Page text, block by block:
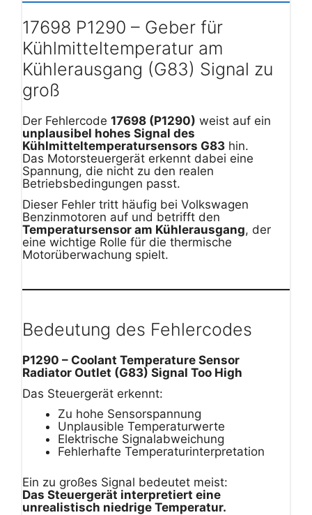
17698 P1290 – Geber für
Kühlmitteltemperatur am
Kühlerausgang (G83) Signal zu
groß
Der Fehlercode 17698 (P1290) weist auf ein
unplausibel hohes Signal des
Kühlmitteltemperatursensors G83 hin.
Das Motorsteuergerät erkennt dabei eine
Spannung, die nicht zu den realen
Betriebsbedingungen passt.
Dieser Fehler tritt häufig bei Volkswagen
Benzinmotoren auf und betrifft den
Temperatursensor am Kühlerausgang, der
eine wichtige Rolle für die thermische
Motorüberwachung spielt.
Bedeutung des Fehlercodes
P1290 – Coolant Temperature Sensor
Radiator Outlet (G83) Signal Too High
Das Steuergerät erkennt:
Zu hohe Sensorspannung
Unplausible Temperaturwerte
Elektrische Signalabweichung
Fehlerhafte Temperaturinterpretation
Ein zu großes Signal bedeutet meist:
Das Steuergerät interpretiert eine
unrealistisch niedrige Temperatur.